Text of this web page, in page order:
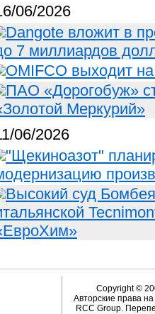
06/2026
Dangote вложит в
7 миллиардов
OMIFCO выходит
ПАО «Дорогобуж»
Меркурий»
06/2026
"Щекиноазот"
Высокий суд
Copyright ©
Авторские права
RCC Group.